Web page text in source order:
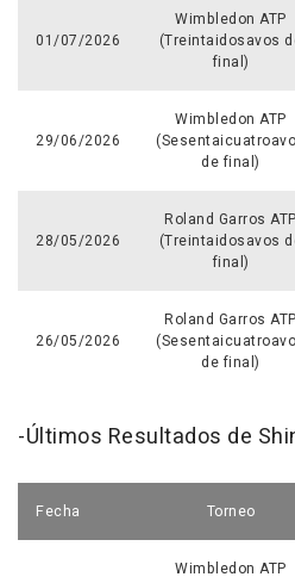
01/07/2026
Wimbledon ATP
(Treintaidosavos
final)
29/06/2026
Wimbledon ATP
de final)
28/05/2026
Roland Garros ATP
(Treintaidosavos
final)
26/05/2026
Roland Garros ATP
de final)
-Últimos Resultados de
Fecha Torneo
Wimbledon ATP